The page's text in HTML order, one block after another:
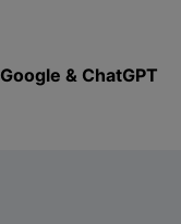
Google & ChatGPT